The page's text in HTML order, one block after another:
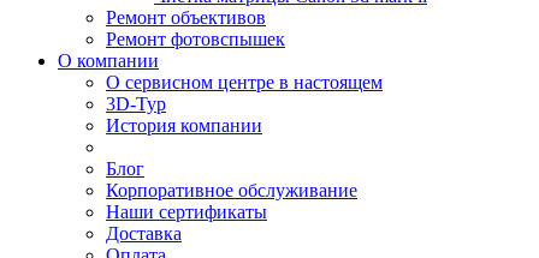
Ремонт объективов
Ремонт фотовспышек
О компании
О сервисном центре в настоящем
3D-Тур
История компании
Блог
Корпоративное обслуживание
Наши сертификаты
Доставка